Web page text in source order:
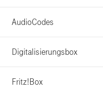
AudioCodes
Digitalisierungsbox
Fritz!Box